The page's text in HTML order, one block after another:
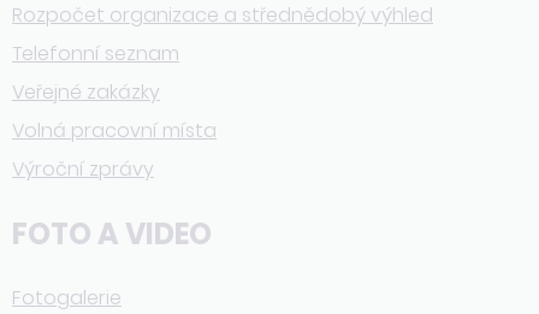
Rozpočet organizace a střednědobý výhled
Telefonní seznam
Veřejné zakázky
Volná pracovní místa
Výroční zprávy
FOTO A VIDEO
Fotogalerie